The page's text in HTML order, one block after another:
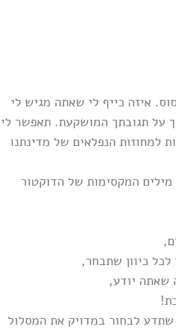
איזה כייף לי שאתה מגיש לי
על תגובתך ‏המושקעת. תאפשר לי
למחוזות הנפלאים של מדינתנו
המקסימות של הדוקטור
כיוון שתבחר,‏
שאתה יודע,‏
לבחור במדויק את המסלול